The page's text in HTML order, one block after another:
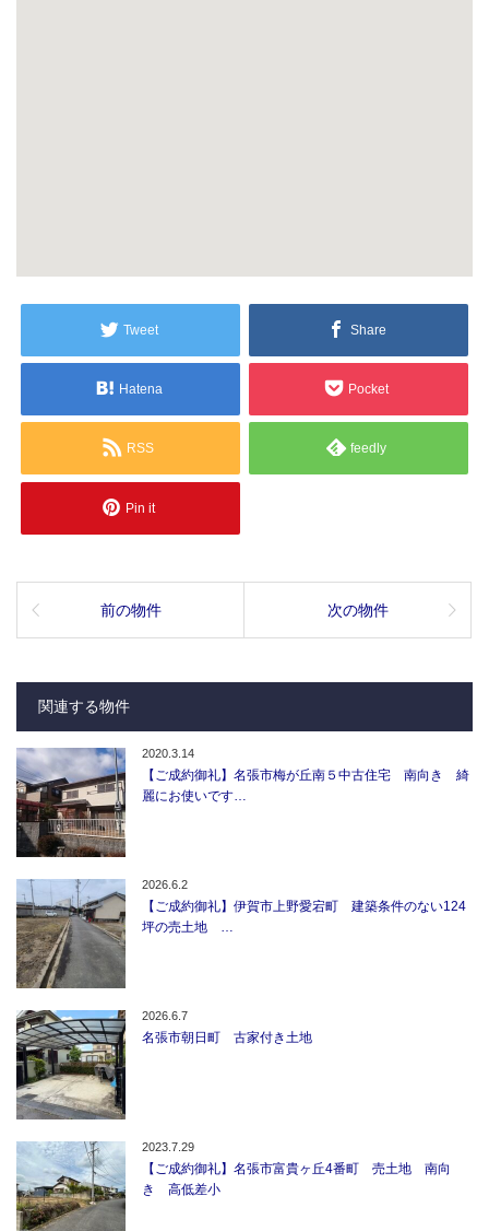
Tweet Share
Hatena Pocket
RSS feedly
Pin it
前の物件 次の物件
関連する物件
2020.3.14
【ご成約御礼】名張市梅が丘南５中古住宅 南向き 綺
麗にお使いです…
2026.6.2
【ご成約御礼】伊賀市上野愛宕町 建築条件のない124
坪の売土地 …
2026.6.7
名張市朝日町 古家付き土地
2023.7.29
【ご成約御礼】名張市富貴ヶ丘4番町 売土地 南向
き 高低差小